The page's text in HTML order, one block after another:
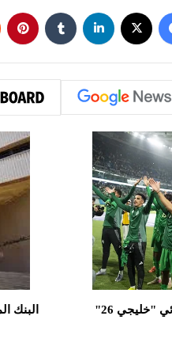
"خليجي 26" البنك